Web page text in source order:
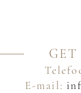
E-mail: